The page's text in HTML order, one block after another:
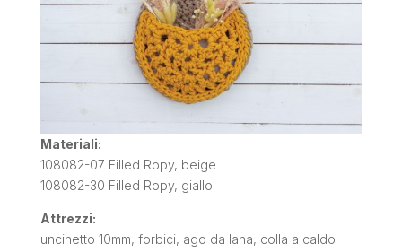
Materiali:
108082-07 Filled Ropy, beige
108082-30 Filled Ropy, giallo
Attrezzi:
uncinetto 10mm, forbici, ago da lana, colla a caldo